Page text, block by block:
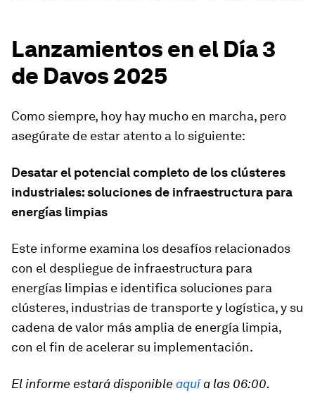
Lanzamientos en el Día 3
de Davos 2025
Como siempre, hoy hay mucho en marcha, pero
asegúrate de estar atento a lo siguiente:
Desatar el potencial completo de los clústeres
industriales: soluciones de infraestructura para
energías limpias
Este informe examina los desafíos relacionados
con el despliegue de infraestructura para
energías limpias e identifica soluciones para
clústeres, industrias de transporte y logística, y su
cadena de valor más amplia de energía limpia,
con el fin de acelerar su implementación.
El informe estará disponible aquía las 06:00.